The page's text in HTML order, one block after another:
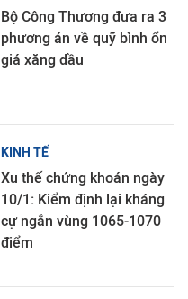
Bộ Công Thương đưa ra 3
phương án về quỹ bình ổn
giá xăng dầu
KINH TẾ
Xu thế chứng khoán ngày
10/1: Kiểm định lại kháng
cự ngắn vùng 1065-1070
điểm